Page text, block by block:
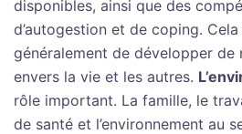
disponibles, ainsi que des
d’autogestion et de coping.
généralement de développer de
envers la vie et les autres.
rôle important. La famille, le
de santé et l’environnement au